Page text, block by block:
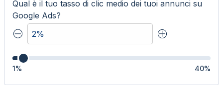
Qual è il tuo tasso di clic medio dei tuoi annunci su
Google Ads?
1% 40%